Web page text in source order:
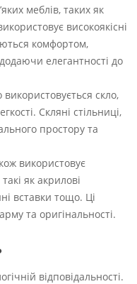
меблів, таких як
високоякісні
комфортом,
елегантності до
скло,
Скляні стільниці,
простору та
використовує
як акрилові
вставки тощо. Ці
та оригінальності.
відповідальності.